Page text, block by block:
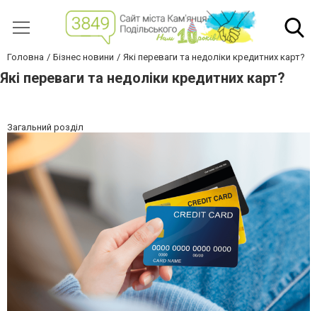
Головна Бізнес новини Які переваги та недоліки кредитних карт?
Які переваги та недоліки кредитних карт?
Загальний розділ